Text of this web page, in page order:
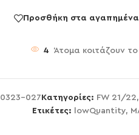
Προσθήκη στα αγαπημένα
4 Άτομα κοιτάζουν
027 Κατηγορίες: FW 21/22,
Ετικέτες:
lowQuantity,